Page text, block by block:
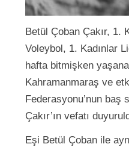
Betül Çoban Çakır, 1.
Voleybol, 1. Kadınlar
hafta bitmişken
Kahramanmaraş ve
Federasyonu’nun baş
Çakır’ın vefatı
Eşi Betül Çoban ile